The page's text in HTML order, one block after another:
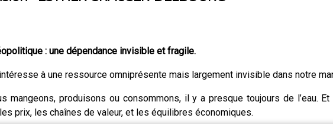
: une dépendance invisible et fragile.
à une ressource omniprésente mais largement invisible dans notre
mangeons, produisons ou consommons, il y a presque toujours de l’eau.
prix, les chaînes de valeur, et les équilibres économiques.